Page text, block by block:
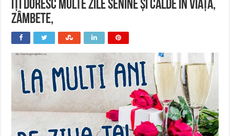
Îți doresc multe zile senine și calde în viață,
zâmbete,